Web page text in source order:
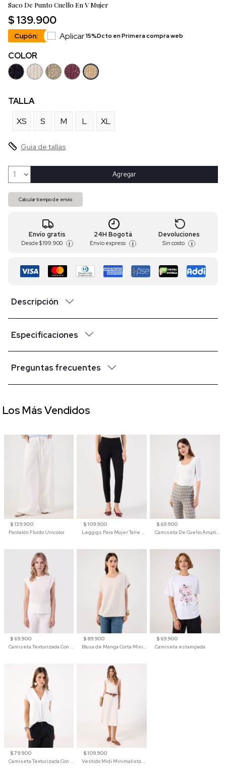
Saco De Punto Cuello En V Mujer
$ 139.900
Cupón: Aplicar15%Dcto en Primera compra web
COLOR
TALLA
XS
S M L XL
Guia de tallas
Agregar
Calcular tiempo de envío
Envío gratis
Desde $ 199.900 i
24H Bogotá
Envío express i
Devoluciones
Sin costo i
Descripción
Especificaciones
Preguntas frecuentes
$ 139.900
Pantalón Fluido Unicolor
$ 109.900
Leggigs Para Mujer Talle Alto Liso
$ 69.900
Camiseta De Cuello Amplio Y Manga 3/4 Para Mujer
$ 69.900
Camiseta Texturizada Con Hombro Caído Para Mujer
$ 89.900
Blusa de Manga Corta Minimalista para Mujer
$ 69.900
Camiseta estampada
$ 79.900
Camiseta Texturizada Con Cuello En V Para Mujer
$ 109.900
Vestido Midi Minimalista De Silueta Amplia
Los Más Vendidos